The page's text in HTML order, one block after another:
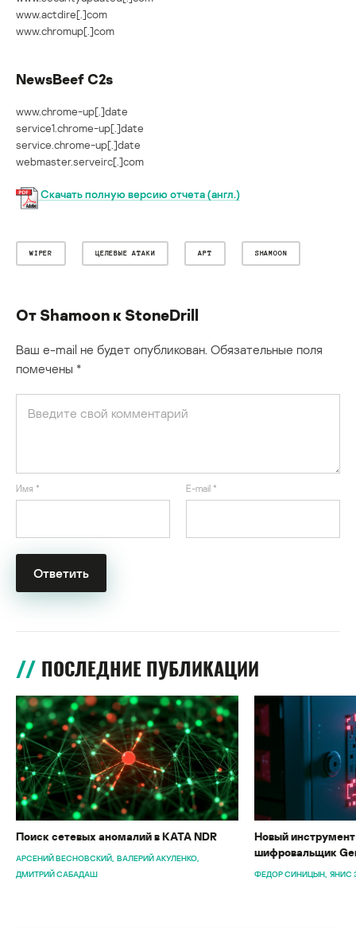
www.actdire[.]com
www.chromup[.]com
NewsBeef C2s
www.chrome-up[.]date
service1.chrome-up[.]date
service.chrome-up[.]date
webmaster.serveirc[.]com
Скачать полную версию отчета (англ.)
WIPER ЦЕЛЕВЫЕ АТАКИ APT SHAMOON
От Shamoon к StoneDrill
Ваш e-mail не будет опубликован. Обязательные поля
помечены *
Имя * E-mail *
ПОСЛЕДНИЕ ПУБЛИКАЦИИ
Поиск сетевых аномалий в KATA NDR
АРСЕНИЙ ВЕСНОВСКИЙ ВАЛЕРИЙ АКУЛЕНКО
ДМИТРИЙ САБАДАШ
Новый
шифровальщик
ФЕДОР СИНИЦЫН ЯНИС